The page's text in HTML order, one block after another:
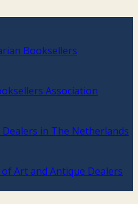
Booksellers
Association
in The Netherlands
Art and Antique Dealers